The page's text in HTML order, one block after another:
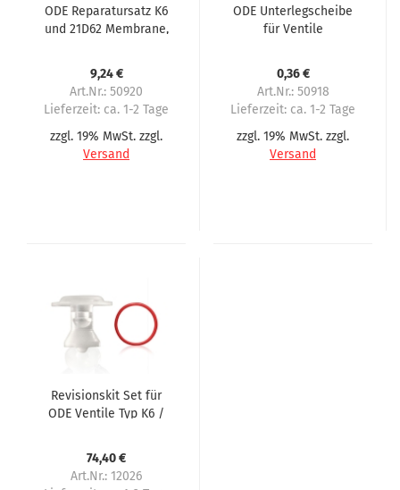
ODE Reparatursatz K6
und 21D62 Membrane,
9,24 €
Art.Nr.: 50920
Lieferzeit: ca. 1-2 Tage
zzgl. 19% MwSt. zzgl.
Versand
ODE Unterlegscheibe
für Ventile
0,36 €
Art.Nr.: 50918
Lieferzeit: ca. 1-2 Tage
zzgl. 19% MwSt. zzgl.
Versand
Revisionskit Set für
ODE Ventile Typ K6 /
74,40 €
Art.Nr.: 12026